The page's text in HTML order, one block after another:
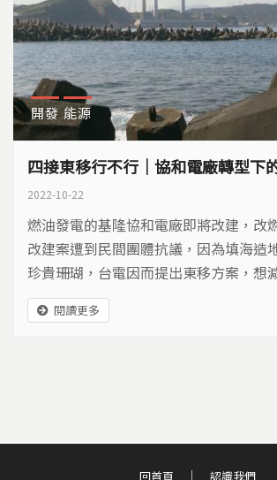
開發 能源
四接東移行不行｜協和電廠轉型下
2022-10-22
燃油發電的基隆協和電廠即將改建，改
改建案遭到民間團體抗議，因為填海造
珍貴珊瑚，台電因而提出東移方案，想
響，然而民間團體擔憂，這將嚴重衝擊基
閱讀更多
回首頁 認識我們